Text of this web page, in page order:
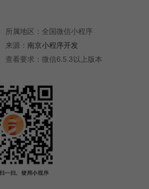
所属地区：全国微信小程序
来源： 南京小程序开发
查看要求：微信6.5.3以上版本